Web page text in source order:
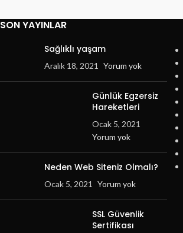
SON YAYINLAR
Sağlıklı yaşam
Aralık 18, 2021 Yorum yok
Günlük Egzersiz
Hareketleri
Ocak 5, 2021
Yorum yok
Neden Web Siteniz Olmalı?
Ocak 5, 2021 Yorum yok
SSL Güvenlik
Sertifikası